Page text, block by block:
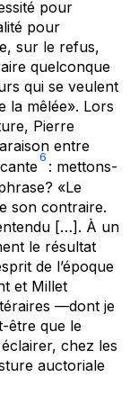
pour
pour
sur le refus,
quelconque
qui se veulent
la mêlée». Lors
Pierre
entre
6
: mettons-
«Le
son contraire.
[…]. À un
le résultat
de l’époque
et Millet
—dont je
être que le
chez les
auctoriale